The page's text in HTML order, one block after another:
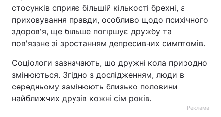
стосунків сприяє більшій кількості брехні, а
приховування правди, особливо щодо психічного
здоров'я, ще більше погіршує дружбу та
пов'язане зі зростанням депресивних симптомів.
Соціологи зазначають, що дружні кола природно
змінюються. Згідно з дослідженням, люди в
середньому замінюють близько половини
найближчих друзів кожні сім років.
Реклама